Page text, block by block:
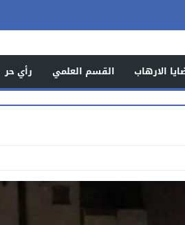
الارهاب القسم العلمي رأي حر